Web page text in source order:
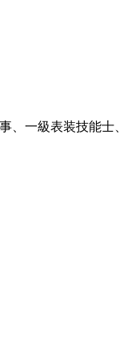
、一級表装技能士、